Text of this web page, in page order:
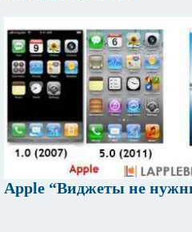
Apple “Виджеты не